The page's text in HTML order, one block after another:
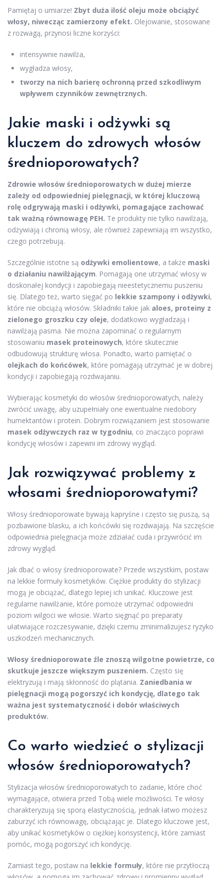
Pamiętaj o umiarze! Zbyt duża ilość oleju może obciążyć
włosy, niwecząc zamierzony efekt. Olejowanie, stosowane
z rozwagą, przynosi liczne korzyści:
intensywnie nawilża,
wygładza włosy,
tworzy na nich barierę ochronną przed szkodliwym
wpływem czynników zewnętrznych.
Jakie maski i odżywki są
kluczem do zdrowych włosów
średnioporowatych?
Zdrowie włosów średnioporowatych w dużej mierze
zależy od odpowiedniej pielęgnacji, w której kluczową
rolę odgrywają maski i odżywki, pomagające zachować
tak ważną równowagę PEH. Te produkty nie tylko nawilżają,
odżywiają i chronią włosy, ale również zapewniają im wszystko,
czego potrzebują.
Szczególnie istotne są odżywki emolientowe, a także maski
o działaniu nawilżającym. Pomagają one utrzymać włosy w
doskonałej kondycji i zapobiegają nieestetycznemu puszeniu
się. Dlatego też, warto sięgać po lekkie szampony i odżywki,
które nie obciążą włosów. Składniki takie jak aloes, proteiny z
zielonego groszku czy oleje, dodatkowo wygładzają i
nawilżają pasma. Nie można zapominać o regularnym
stosowaniu masek proteinowych, które skutecznie
odbudowują strukturę włosa. Ponadto, warto pamiętać o
olejkach do końcówek, które pomagają utrzymać je w dobrej
kondycji i zapobiegają rozdwajaniu.
Wybierając kosmetyki do włosów średnioporowatych, należy
zwrócić uwagę, aby uzupełniały one ewentualne niedobory
humektantów i protein. Dobrym rozwiązaniem jest stosowanie
masek odżywczych raz w tygodniu, co znacząco poprawi
kondycję włosów i zapewni im zdrowy wygląd.
Jak rozwiązywać problemy z
włosami średnioporowatymi?
Włosy średnioporowate bywają kapryśne i często się puszą, są
pozbawione blasku, a ich końcówki się rozdwajają. Na szczęście
odpowiednia pielęgnacja może zdziałać cuda i przywrócić im
zdrowy wygląd.
Jak dbać o włosy średnioporowate? Przede wszystkim, postaw
na lekkie formuły kosmetyków. Ciężkie produkty do stylizacji
mogą je obciążać, dlatego lepiej ich unikać. Kluczowe jest
regularne nawilżanie, które pomoże utrzymać odpowiedni
poziom wilgoci we włosie. Warto sięgnąć po preparaty
ułatwiające rozczesywanie, dzięki czemu zminimalizujesz ryzyko
uszkodzeń mechanicznych.
Włosy średnioporowate źle znoszą wilgotne powietrze, co
skutkuje jeszcze większym puszeniem. Często się
elektryzują i mają skłonność do plątania. Zaniedbania w
pielęgnacji mogą pogorszyć ich kondycję, dlatego tak
ważna jest systematyczność i dobór właściwych
produktów.
Co warto wiedzieć o stylizacji
włosów średnioporowatych?
Stylizacja włosów średnioporowatych to zadanie, które choć
wymagające, otwiera przed Tobą wiele możliwości. Te włosy
charakteryzują się sporą elastycznością, jednak łatwo możesz
zaburzyć ich równowagę, obciążając je. Dlatego kluczowe jest,
aby unikać kosmetyków o ciężkiej konsystencji, które zamiast
pomóc, mogą pogorszyć ich kondycję.
Zamiast tego, postaw na lekkie formuły, które nie przytłoczą